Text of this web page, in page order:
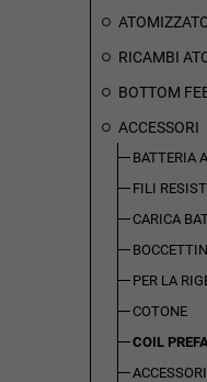
RICAMBI
BOTTOM
ACCESSORI
BATTERIA
FILI
CARICA
PER LA
COTONE
COIL